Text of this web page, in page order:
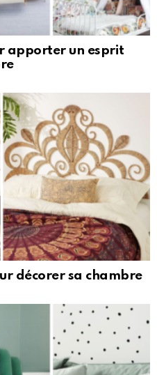
apporter un esprit
décorer sa chambre